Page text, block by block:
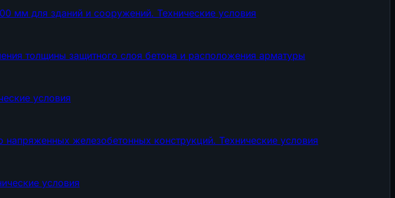
мм для зданий и сооружений. Технические условия
толщины защитного слоя бетона и расположения арматуры
условия
железобетонных конструкций. Технические условия
условия